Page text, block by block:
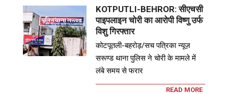
KOTPUTLI-BEHROR: सीएचसी
पाइपलाइन चोरी का आरोपी विष्णु उर्फ
विशु गिरफ्तार
कोटपूतली-बहरोड़/सच पत्रिका न्यूज़
सरूण्ड थाना पुलिस ने चोरी के मामले में
लंबे समय से फरार
READ MORE